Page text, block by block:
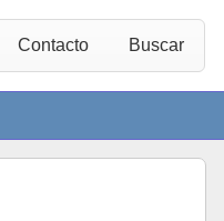
Contacto Buscar